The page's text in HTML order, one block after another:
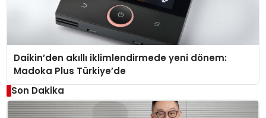
Daikin’den akıllı iklimlendirmede yeni dönem:
Madoka Plus Türkiye’de
Son Dakika